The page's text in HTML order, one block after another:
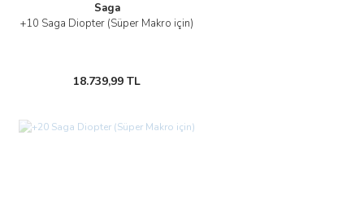
Saga
+10 Saga Diopter (Süper Makro için)
18.739,99 TL